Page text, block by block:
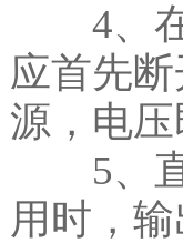
4、在
应首先
源，电
5、直
用时，